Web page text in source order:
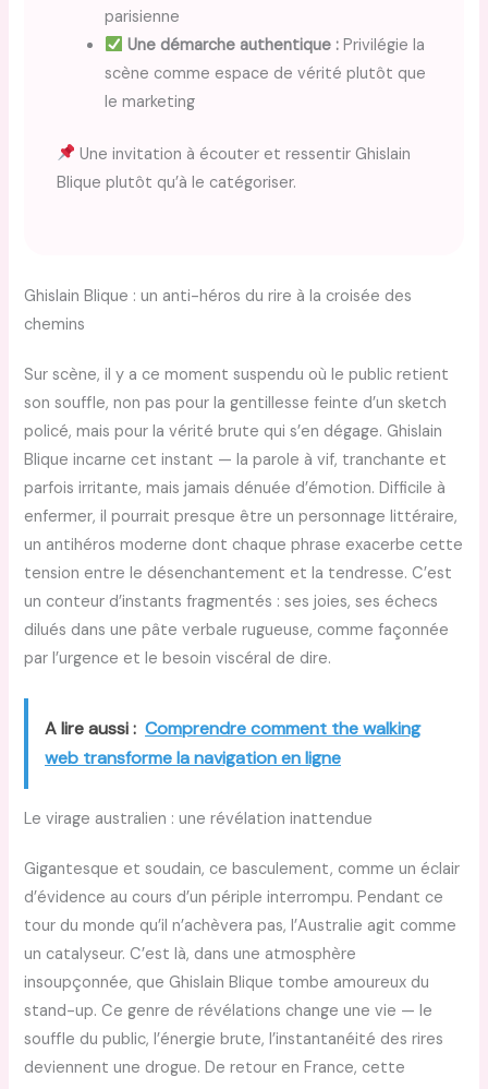
parisienne
Une démarche authentique :Privilégie la
scène comme espace de vérité plutôt que
le marketing
Une invitation à écouter et ressentir Ghislain
Blique plutôt qu’à le catégoriser.
Ghislain Blique : un anti-héros du rire à la croisée des
chemins
Sur scène, il y a ce moment suspendu où le public retient
son souffle, non pas pour la gentillesse feinte d’un sketch
policé, mais pour la vérité brute qui s’en dégage. Ghislain
Blique incarne cet instant — la parole à vif, tranchante et
parfois irritante, mais jamais dénuée d’émotion. Difficile à
enfermer, il pourrait presque être un personnage littéraire,
un antihéros moderne dont chaque phrase exacerbe cette
tension entre le désenchantement et la tendresse. C’est
un conteur d’instants fragmentés : ses joies, ses échecs
dilués dans une pâte verbale rugueuse, comme façonnée
par l’urgence et le besoin viscéral de dire.
A lire aussi : Comprendre comment the walking
web transforme la navigation en ligne
Le virage australien : une révélation inattendue
Gigantesque et soudain, ce basculement, comme un éclair
d’évidence au cours d’un périple interrompu. Pendant ce
tour du monde qu’il n’achèvera pas, l’Australie agit comme
un catalyseur. C’est là, dans une atmosphère
insoupçonnée, que Ghislain Blique tombe amoureux du
stand-up. Ce genre de révélations change une vie — le
souffle du public, l’énergie brute, l’instantanéité des rires
deviennent une drogue. De retour en France, cette